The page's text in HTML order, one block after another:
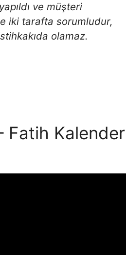
ve müşteri
iki tarafta sorumludur,
olamaz.
Fatih Kalender